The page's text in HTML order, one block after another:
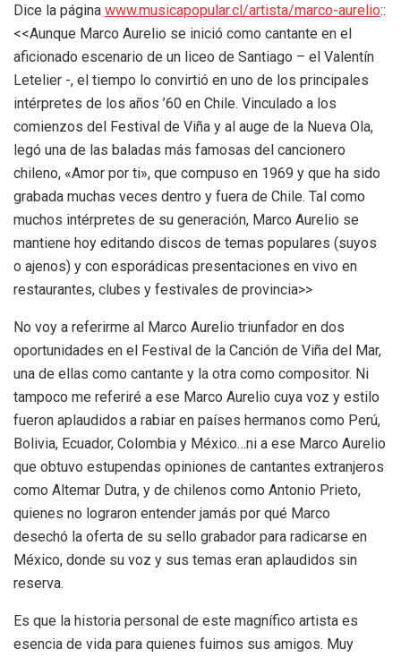
Dice la página www.musicapopular.cl/artista/marco-aurelio::
<<Aunque Marco Aurelio se inició como cantante en el
aficionado escenario de un liceo de Santiago – el Valentín
Letelier -, el tiempo lo convirtió en uno de los principales
intérpretes de los años ’60 en Chile. Vinculado a los
comienzos del Festival de Viña y al auge de la Nueva Ola,
legó una de las baladas más famosas del cancionero
chileno, «Amor por ti», que compuso en 1969 y que ha sido
grabada muchas veces dentro y fuera de Chile. Tal como
muchos intérpretes de su generación, Marco Aurelio se
mantiene hoy editando discos de temas populares (suyos
o ajenos) y con esporádicas presentaciones en vivo en
restaurantes, clubes y festivales de provincia>>
No voy a referirme al Marco Aurelio triunfador en dos
oportunidades en el Festival de la Canción de Viña del Mar,
una de ellas como cantante y la otra como compositor. Ni
tampoco me referiré a ese Marco Aurelio cuya voz y estilo
fueron aplaudidos a rabiar en países hermanos como Perú,
Bolivia, Ecuador, Colombia y México…ni a ese Marco Aurelio
que obtuvo estupendas opiniones de cantantes extranjeros
como Altemar Dutra, y de chilenos como Antonio Prieto,
quienes no lograron entender jamás por qué Marco
desechó la oferta de su sello grabador para radicarse en
México, donde su voz y sus temas eran aplaudidos sin
reserva.
Es que la historia personal de este magnífico artista es
esencia de vida para quienes fuimos sus amigos. Muy